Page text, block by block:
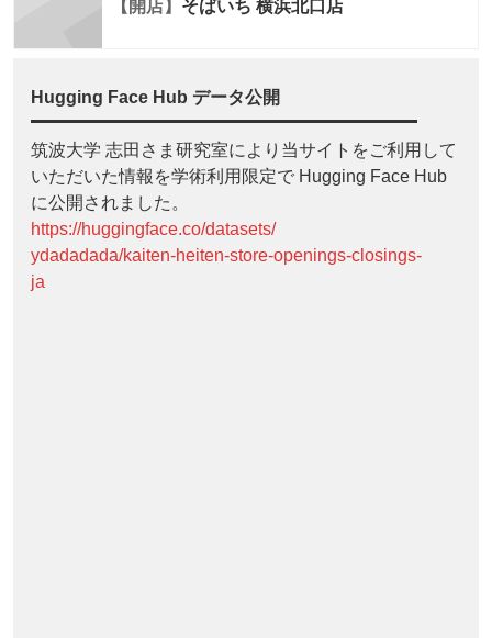
【開店】 そばいち 横浜北口店
Hugging Face Hub データ公開
筑波大学 志田さま研究室により当サイトをご利用して
いただいた情報を学術利用限定で Hugging Face Hub
に公開されました。
https://huggingface.co/datasets/
ydadadada/kaiten-heiten-store-openings-closings-
ja